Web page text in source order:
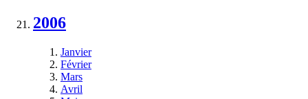
2006
Janvier
Février
Mars
Avril